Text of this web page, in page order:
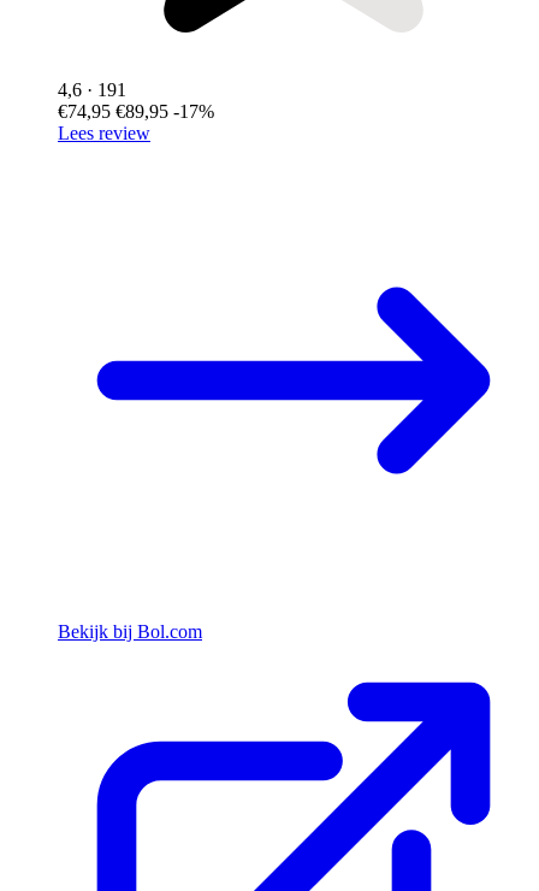
4,6 · 191
€74,95 €89,95 -17%
Lees review
Bekijk bij Bol.com